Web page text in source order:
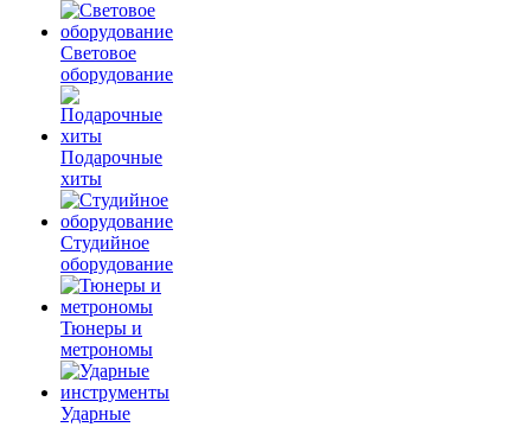
Световое
оборудование
Подарочные
хиты
Студийное
оборудование
Тюнеры и
метрономы
Ударные